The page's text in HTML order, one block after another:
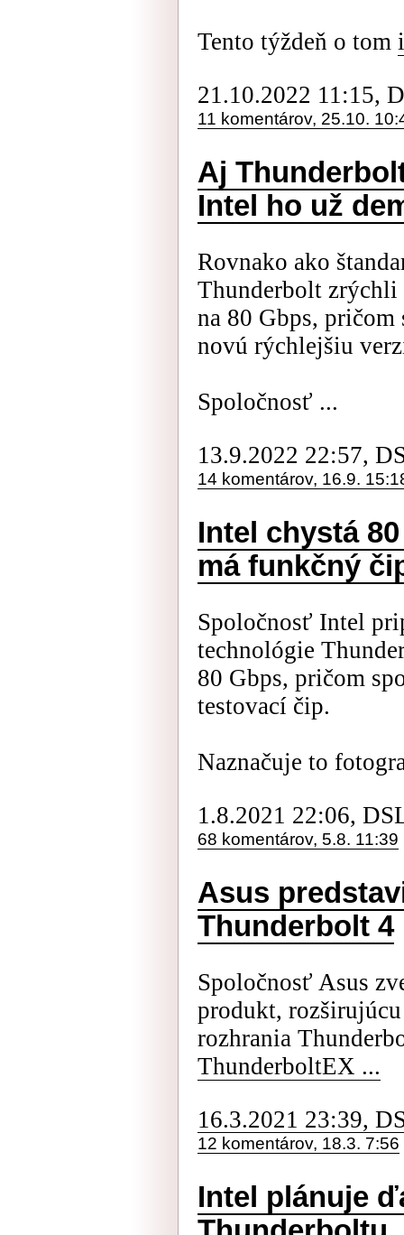
Tento týždeň o tom
21.10.2022 11:15,
11 komentárov, 25.10.
Aj
Intel ho už
Rovnako ako
Thunderbolt
na 80 Gbps,
novú rýchlejšiu
Spoločnosť ...
13.9.2022 22:57,
14 komentárov, 16.9.
Intel chystá
má funkčný
Spoločnosť Intel
technológie
80 Gbps, pričom
testovací čip.
Naznačuje to
1.8.2021 22:06,
68 komentárov, 5.8. 11:39
Asus
Thunderbolt 4
Spoločnosť Asus
produkt,
rozhrania
ThunderboltEX ...
16.3.2021 23:39,
12 komentárov, 18.3. 7:56
Intel plánuje